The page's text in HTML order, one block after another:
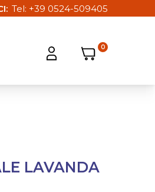
Tel: +39 0524-509405
Apri strumenti utente
Carrello
Carrello
0
LAVANDA